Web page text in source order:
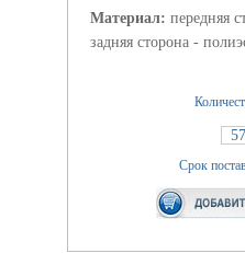
Материал: передняя
задняя сторона -
Срок